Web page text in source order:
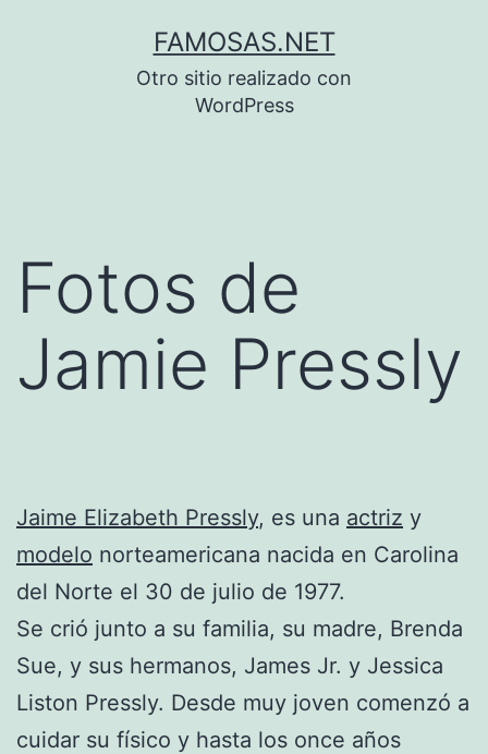
FAMOSAS.NET
Otro sitio realizado con
WordPress
Fotos de
Jamie Pressly
Jaime Elizabeth Pressly, es una actriz y
modelo norteamericana nacida en Carolina
del Norte el 30 de julio de 1977.
Se crió junto a su familia, su madre, Brenda
Sue, y sus hermanos, James Jr. y Jessica
Liston Pressly. Desde muy joven comenzó a
cuidar su físico y hasta los once años